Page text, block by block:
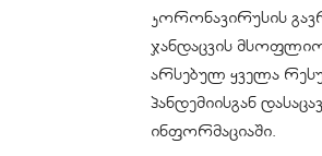
კორონავირუსის
ჯანდაცვის
არსებულ ყველა
პანდემიისგან
ინფორმაციაში.